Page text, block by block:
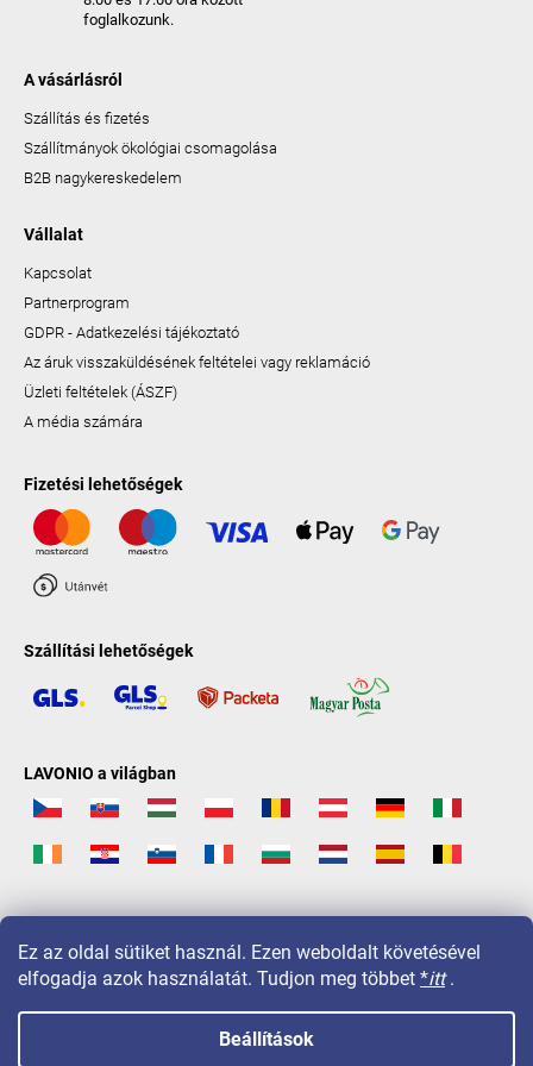
Ez az oldal sütiket használ. Ezen weboldalt követésével
elfogadja azok használatát. Tudjon meg többet *itt.
Beállítások
foglalkozunk.
A vásárlásról
Szállítás és fizetés
Szállítmányok ökológiai csomagolása
B2B nagykereskedelem
Vállalat
Kapcsolat
Partnerprogram
GDPR - Adatkezelési tájékoztató
Az áruk visszaküldésének feltételei vagy reklamáció
Üzleti feltételek (ÁSZF)
A média számára
Fizetési lehetőségek
Szállítási lehetőségek
LAVONIO a világban